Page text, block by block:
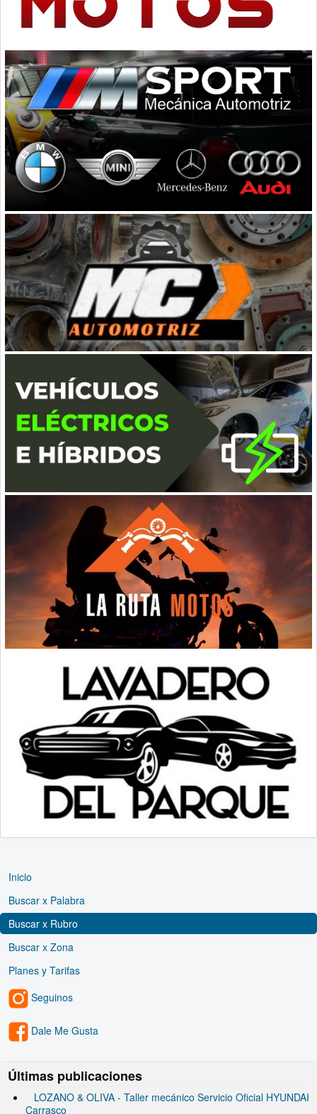
Inicio
Buscar x Palabra
Buscar x Rubro
Buscar x Zona
Planes y Tarifas
Seguinos
Dale Me Gusta
Últimas publicaciones
LOZANO & OLIVA - Taller mecánico Servicio Oficial HYUNDAI
Carrasco